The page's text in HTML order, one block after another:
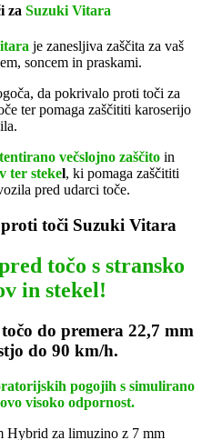
za Suzuki Vitara
je zanesljiva zaščita za vaš
soncem in praskami.
da pokrivalo proti toči za
ter pomaga zaščititi karoserijo
večslojno zaščitoin
ter stekel, ki pomaga zaščititi
pred udarci toče.
toči Suzuki Vitara
točo s stransko
in stekel!
do premera 22,7 mm
do 90 km/h.
pogojih s simulirano
visoko odpornost.